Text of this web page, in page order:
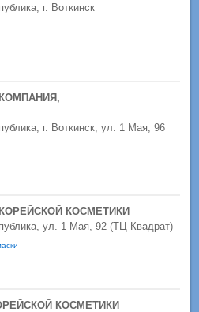
г. Воткинск
г. Воткинск, ул. 1 Мая, 96
КОРЕЙСКОЙ КОСМЕТИКИ
ул. 1 Мая, 92 (ТЦ Квадрат)
КОСМЕТИКИ